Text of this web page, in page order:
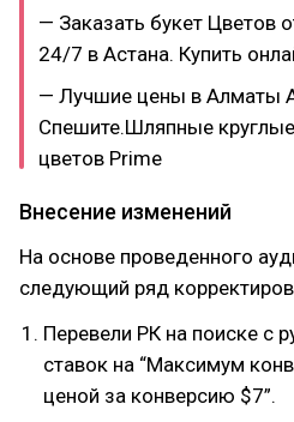
— Заказать букет Цветов
24/7 в Астана. Купить
— Лучшие цены в Алматы
Спешите.Шляпные
цветов Prime
Внесение изменений
На основе проведенного
следующий ряд
Перевели РК на поиске с
ставок на “Максимум
ценой за конверсию $7”.